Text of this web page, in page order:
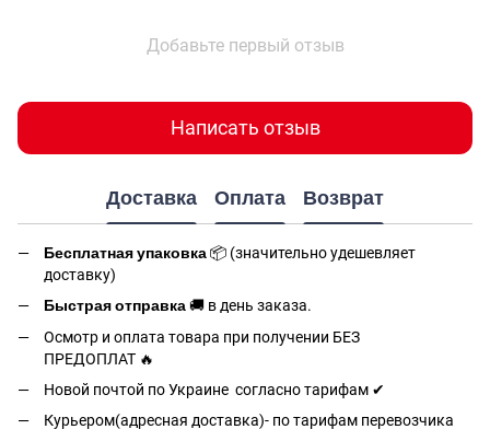
Добавьте первый отзыв
Написать отзыв
Доставка Оплата Возврат
Бесплатная упаковка📦 (значительно удешевляет
доставку)
Быстрая отправка🚚 в день заказа.
Осмотр и оплата товара при получении БЕЗ
ПРЕДОПЛАТ 🔥
Новой почтой по Украине согласно тарифам ✔
Курьером(адресная доставка)- по тарифам перевозчика